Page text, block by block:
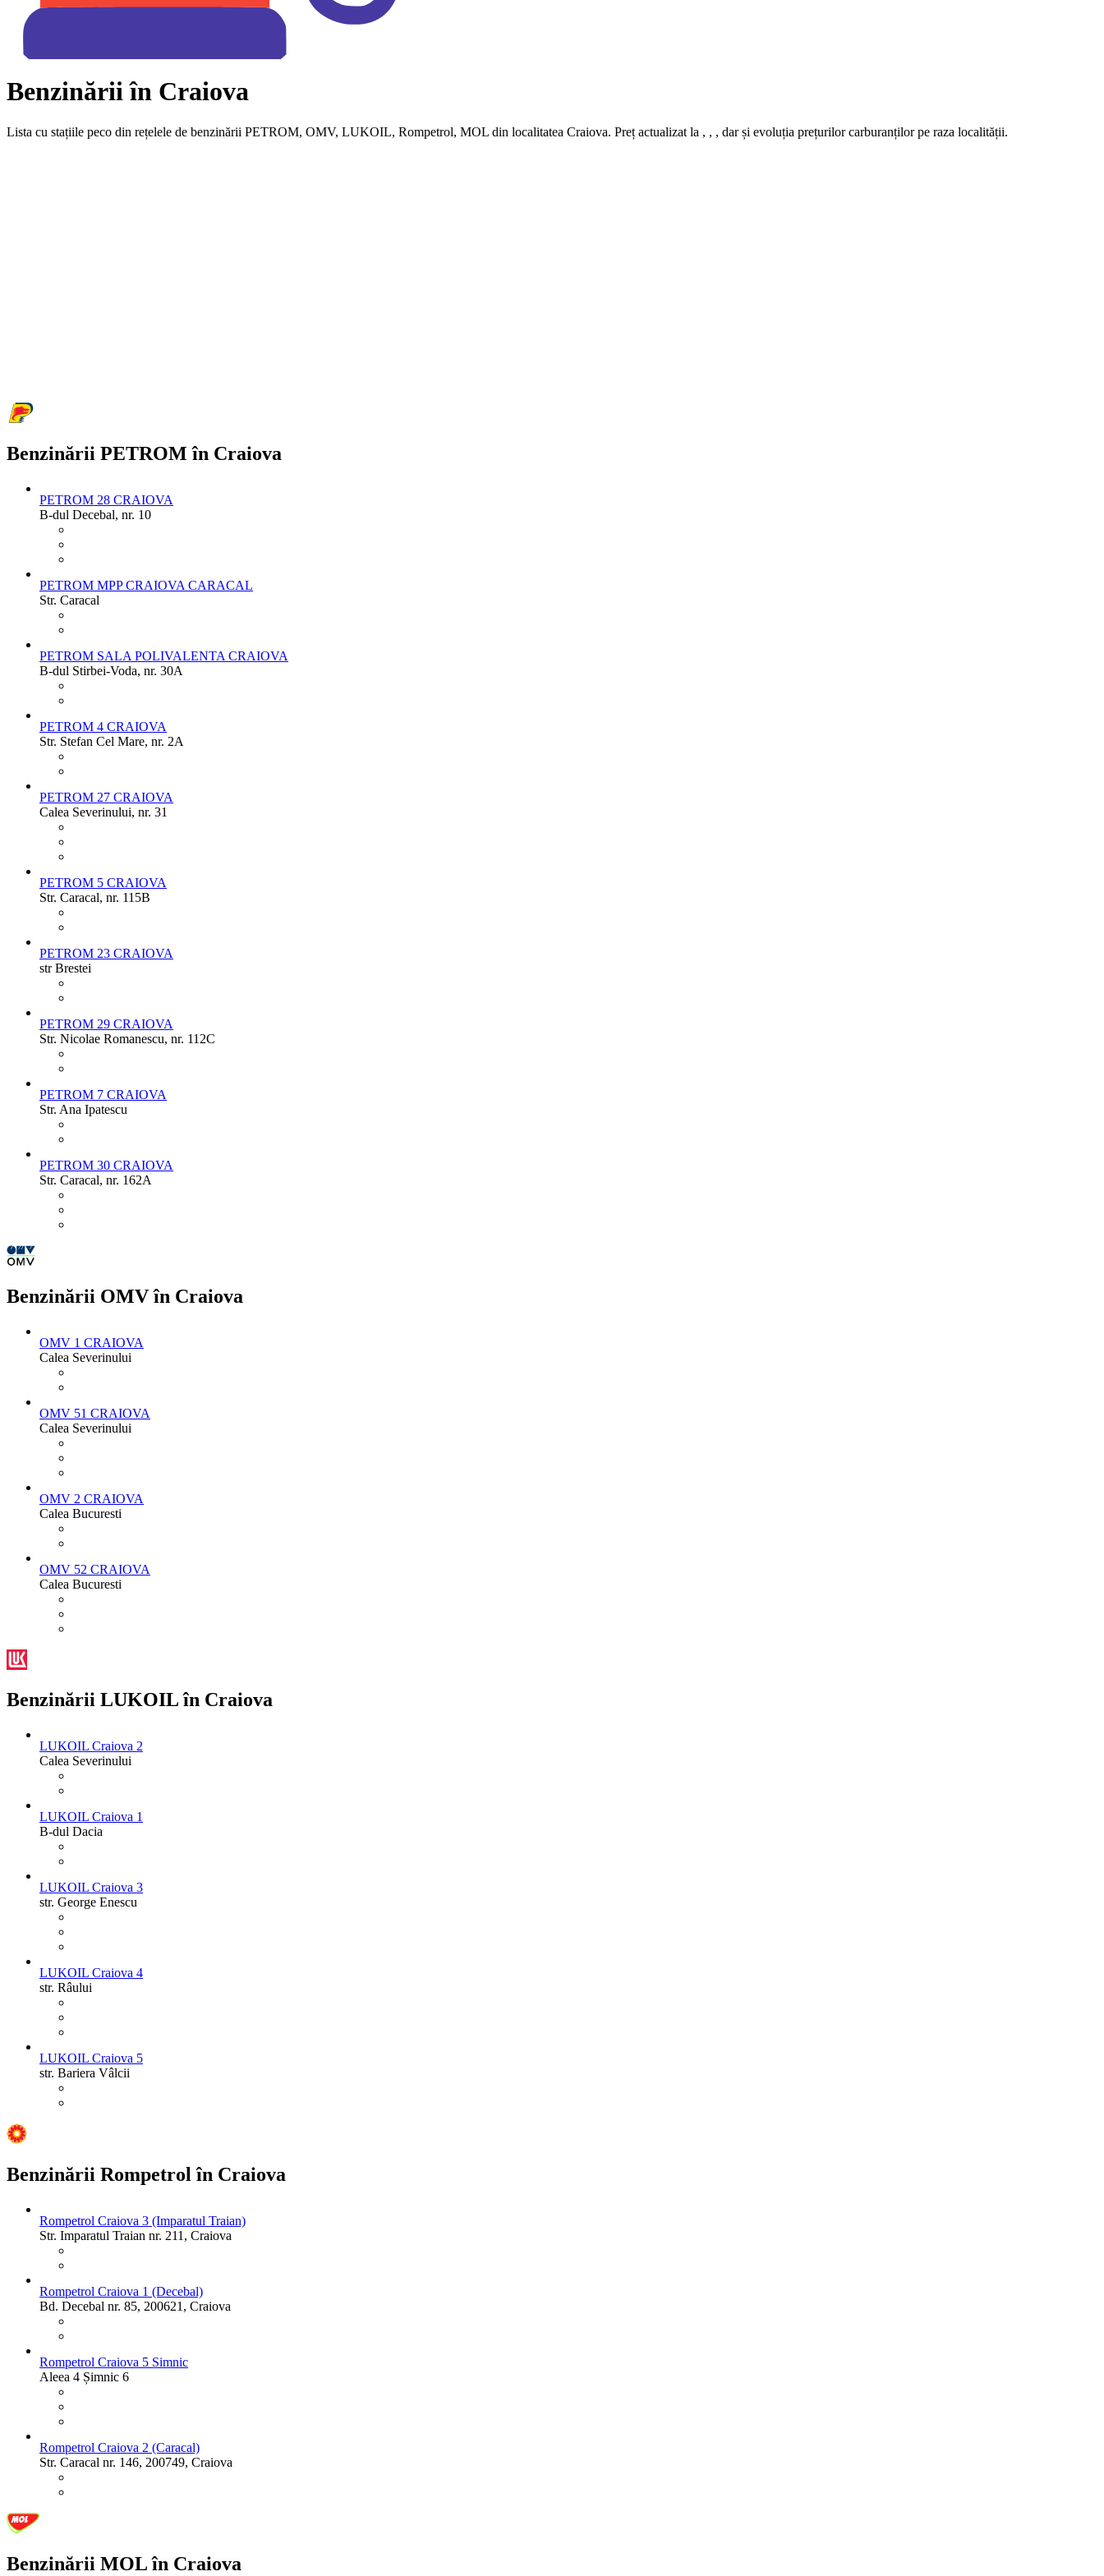
Benzinării în Craiova
Lista cu stațiile peco din rețelele de benzinării PETROM, OMV, LUKOIL, Rompetrol, MOL din localitatea Craiova. Preț actualizat la , , , dar și evoluția prețurilor carburanților pe raza localității.
Benzinării PETROM în Craiova
PETROM 28 CRAIOVA
B-dul Decebal, nr. 10
PETROM MPP CRAIOVA CARACAL
Str. Caracal
PETROM SALA POLIVALENTA CRAIOVA
B-dul Stirbei-Voda, nr. 30A
PETROM 4 CRAIOVA
Str. Stefan Cel Mare, nr. 2A
PETROM 27 CRAIOVA
Calea Severinului, nr. 31
PETROM 5 CRAIOVA
Str. Caracal, nr. 115B
PETROM 23 CRAIOVA
str Brestei
PETROM 29 CRAIOVA
Str. Nicolae Romanescu, nr. 112C
PETROM 7 CRAIOVA
Str. Ana Ipatescu
PETROM 30 CRAIOVA
Str. Caracal, nr. 162A
Benzinării OMV în Craiova
OMV 1 CRAIOVA
Calea Severinului
OMV 51 CRAIOVA
Calea Severinului
OMV 2 CRAIOVA
Calea Bucuresti
OMV 52 CRAIOVA
Calea Bucuresti
Benzinării LUKOIL în Craiova
LUKOIL Craiova 2
Calea Severinului
LUKOIL Craiova 1
B-dul Dacia
LUKOIL Craiova 3
str. George Enescu
LUKOIL Craiova 4
str. Râului
LUKOIL Craiova 5
str. Bariera Vâlcii
Benzinării Rompetrol în Craiova
Rompetrol Craiova 3 (Imparatul Traian)
Str. Imparatul Traian nr. 211, Craiova
Rompetrol Craiova 1 (Decebal)
Bd. Decebal nr. 85, 200621, Craiova
Rompetrol Craiova 5 Simnic
Aleea 4 Șimnic 6
Rompetrol Craiova 2 (Caracal)
Str. Caracal nr. 146, 200749, Craiova
Benzinării MOL în Craiova